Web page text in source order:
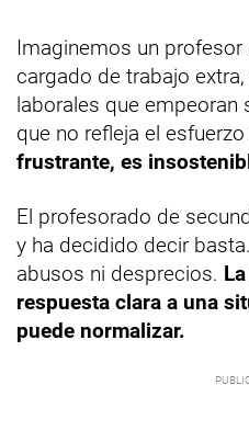
Imaginemos un profesor
cargado de trabajo
laborales que empeoran
que no refleja el esfuerzo
frustrante, es
El profesorado de
y ha decidido decir
abusos ni desprecios.
respuesta clara a una
puede normalizar.